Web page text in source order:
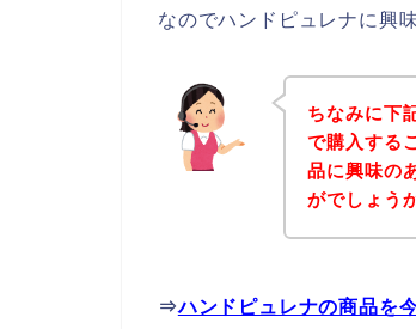
なのでハンドピュレナに興
ちなみに下
で購入する
品に興味の
がでしょう
⇒ハンドピュレナの商品を